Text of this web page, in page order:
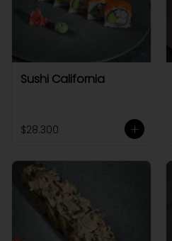
Sushi California
$28.300